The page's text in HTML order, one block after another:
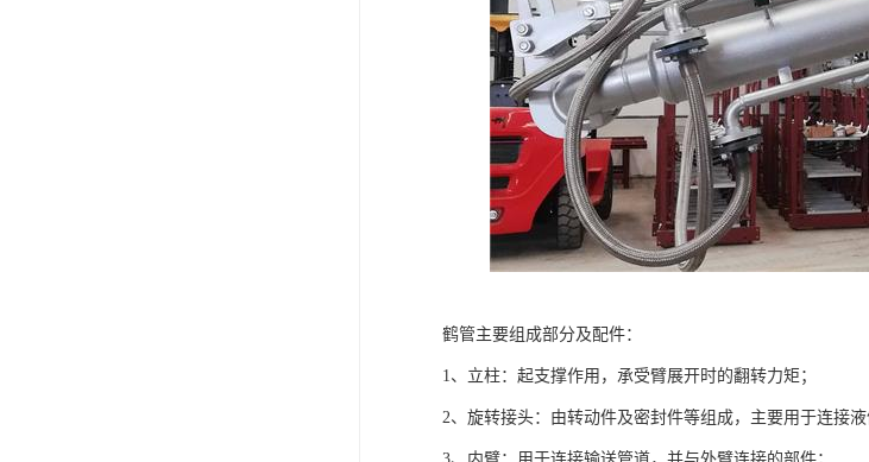
鹤管主要组成部分及配件：
1、立柱：起支撑作用，承受臂展开时的翻转力矩；
2、旋转接头：由转动件及密封件等组成，主要用于连接